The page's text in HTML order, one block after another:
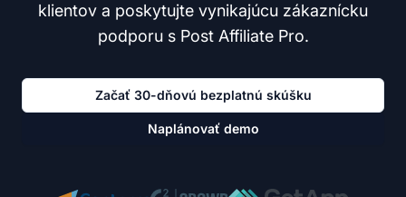
klientov a poskytujte vynikajúcu zákaznícku
podporu s Post Affiliate Pro.
Začať 30-dňovú bezplatnú skúšku
Naplánovať demo